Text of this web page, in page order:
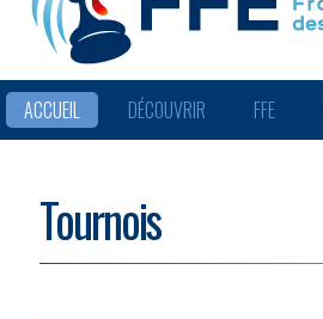
ACCUEIL DÉCOUVRIR FFE
Tournois